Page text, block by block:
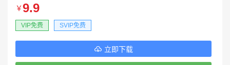
￥9.9
VIP免费 SVIP免费
立即下载